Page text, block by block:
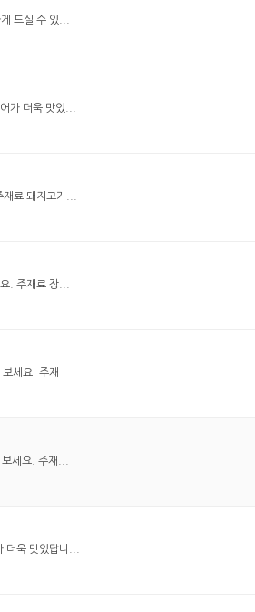
드실 수 있...
가 더욱 맛있...
료 돼지고기...
. 주재료 장...
세요. 주재...
세요. 주재...
더욱 맛있답니...